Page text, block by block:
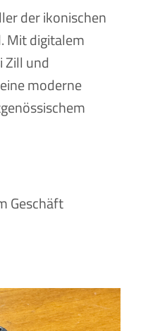
der ikonischen
Mit digitalem
Zill und
moderne
Geschäft